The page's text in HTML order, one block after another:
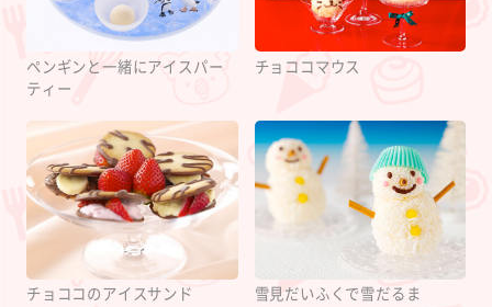
ペンギンと一緒にアイスパー
ティー
チョココマウス
チョココのアイスサンド 雪見だいふくで雪だるま